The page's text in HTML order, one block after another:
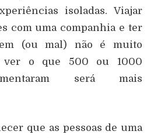
isoladas. Viajar
com uma companhia e ter
(ou mal) não é muito
ver o que 500 ou 1000
será mais
que as pessoas de uma